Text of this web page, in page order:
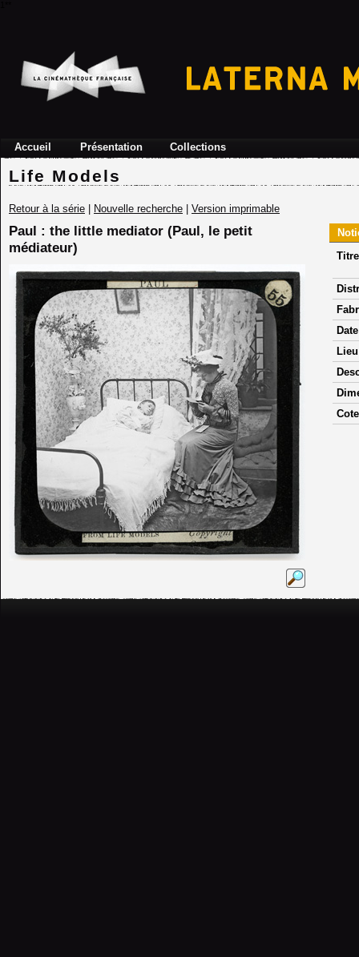
Accueil Présentation Collections
Life Models
Retour à la série Nouvelle recherche Version imprimable
Paul : the little mediator (Paul, le petit
médiateur)
Titre
Date
Cote